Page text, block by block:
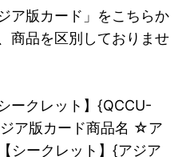
ア版カード」をこちらか
商品を区別しておりませ
ークレット】{QCCU-
ア版カード商品名 ☆ア
シークレット】{アジア